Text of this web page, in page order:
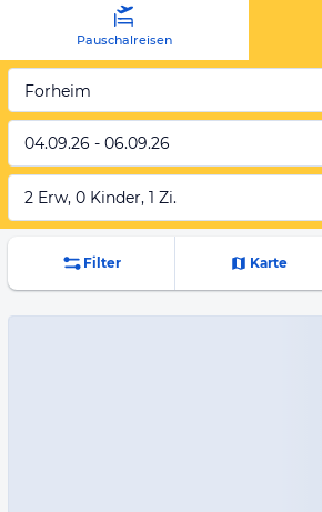
Pauschalreisen
Forheim
04.09.26 - 06.09.26
2 Erw, 0 Kinder, 1 Zi.
Filter Karte